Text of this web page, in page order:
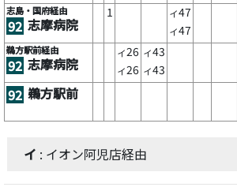
志島・国府経由
92 志摩病院
1 イ47
イ47
鵜方駅前経由
92 志摩病院
イ26
イ26
イ43
イ43
92 鵜方駅前
イ : イオン阿児店経由